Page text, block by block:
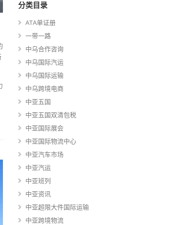
分类目录
ATA单证册
一带一路
中乌合作咨询
中乌国际汽运
中乌国际运输
中乌跨境电商
中亚五国
中亚五国双清包税
中亚国际展会
中亚国际物流中心
中亚汽车市场
中亚汽运
中亚班列
中亚资讯
中亚超限大件国际运输
中亚跨境物流